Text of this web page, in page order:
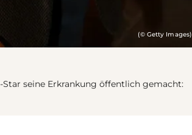
(© Getty Images)
-Star seine Erkrankung öffentlich gemacht: